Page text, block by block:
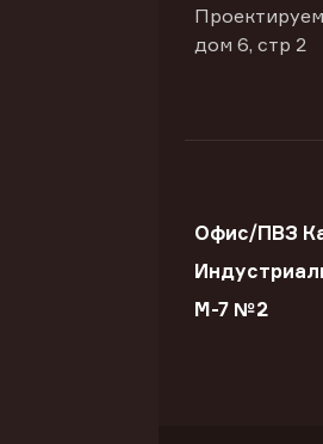
дом 6, стр 2
Офис/ПВЗ
М-7 №2